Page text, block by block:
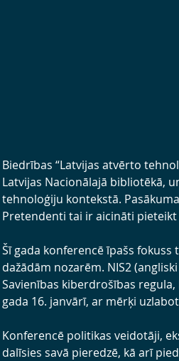
Biedrības “Latvijas atvērto
Latvijas Nacionālajā bibliotēkā,
tehnoloģiju kontekstā.
Pretendenti tai ir aicināti pieteikt
Šī gada konferencē īpašs
dažādām nozarēm. NIS2
Savienības kiberdrošības
gada 16. janvārī, ar mērķi
Konferencē politikas veidotāji,
dalīsies savā pieredzē, kā arī